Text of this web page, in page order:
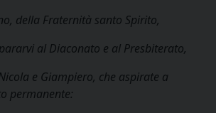
della Fraternità santo Spirito,
al Diaconato e al Presbiterato,
e Giampiero, che aspirate a
permanente: